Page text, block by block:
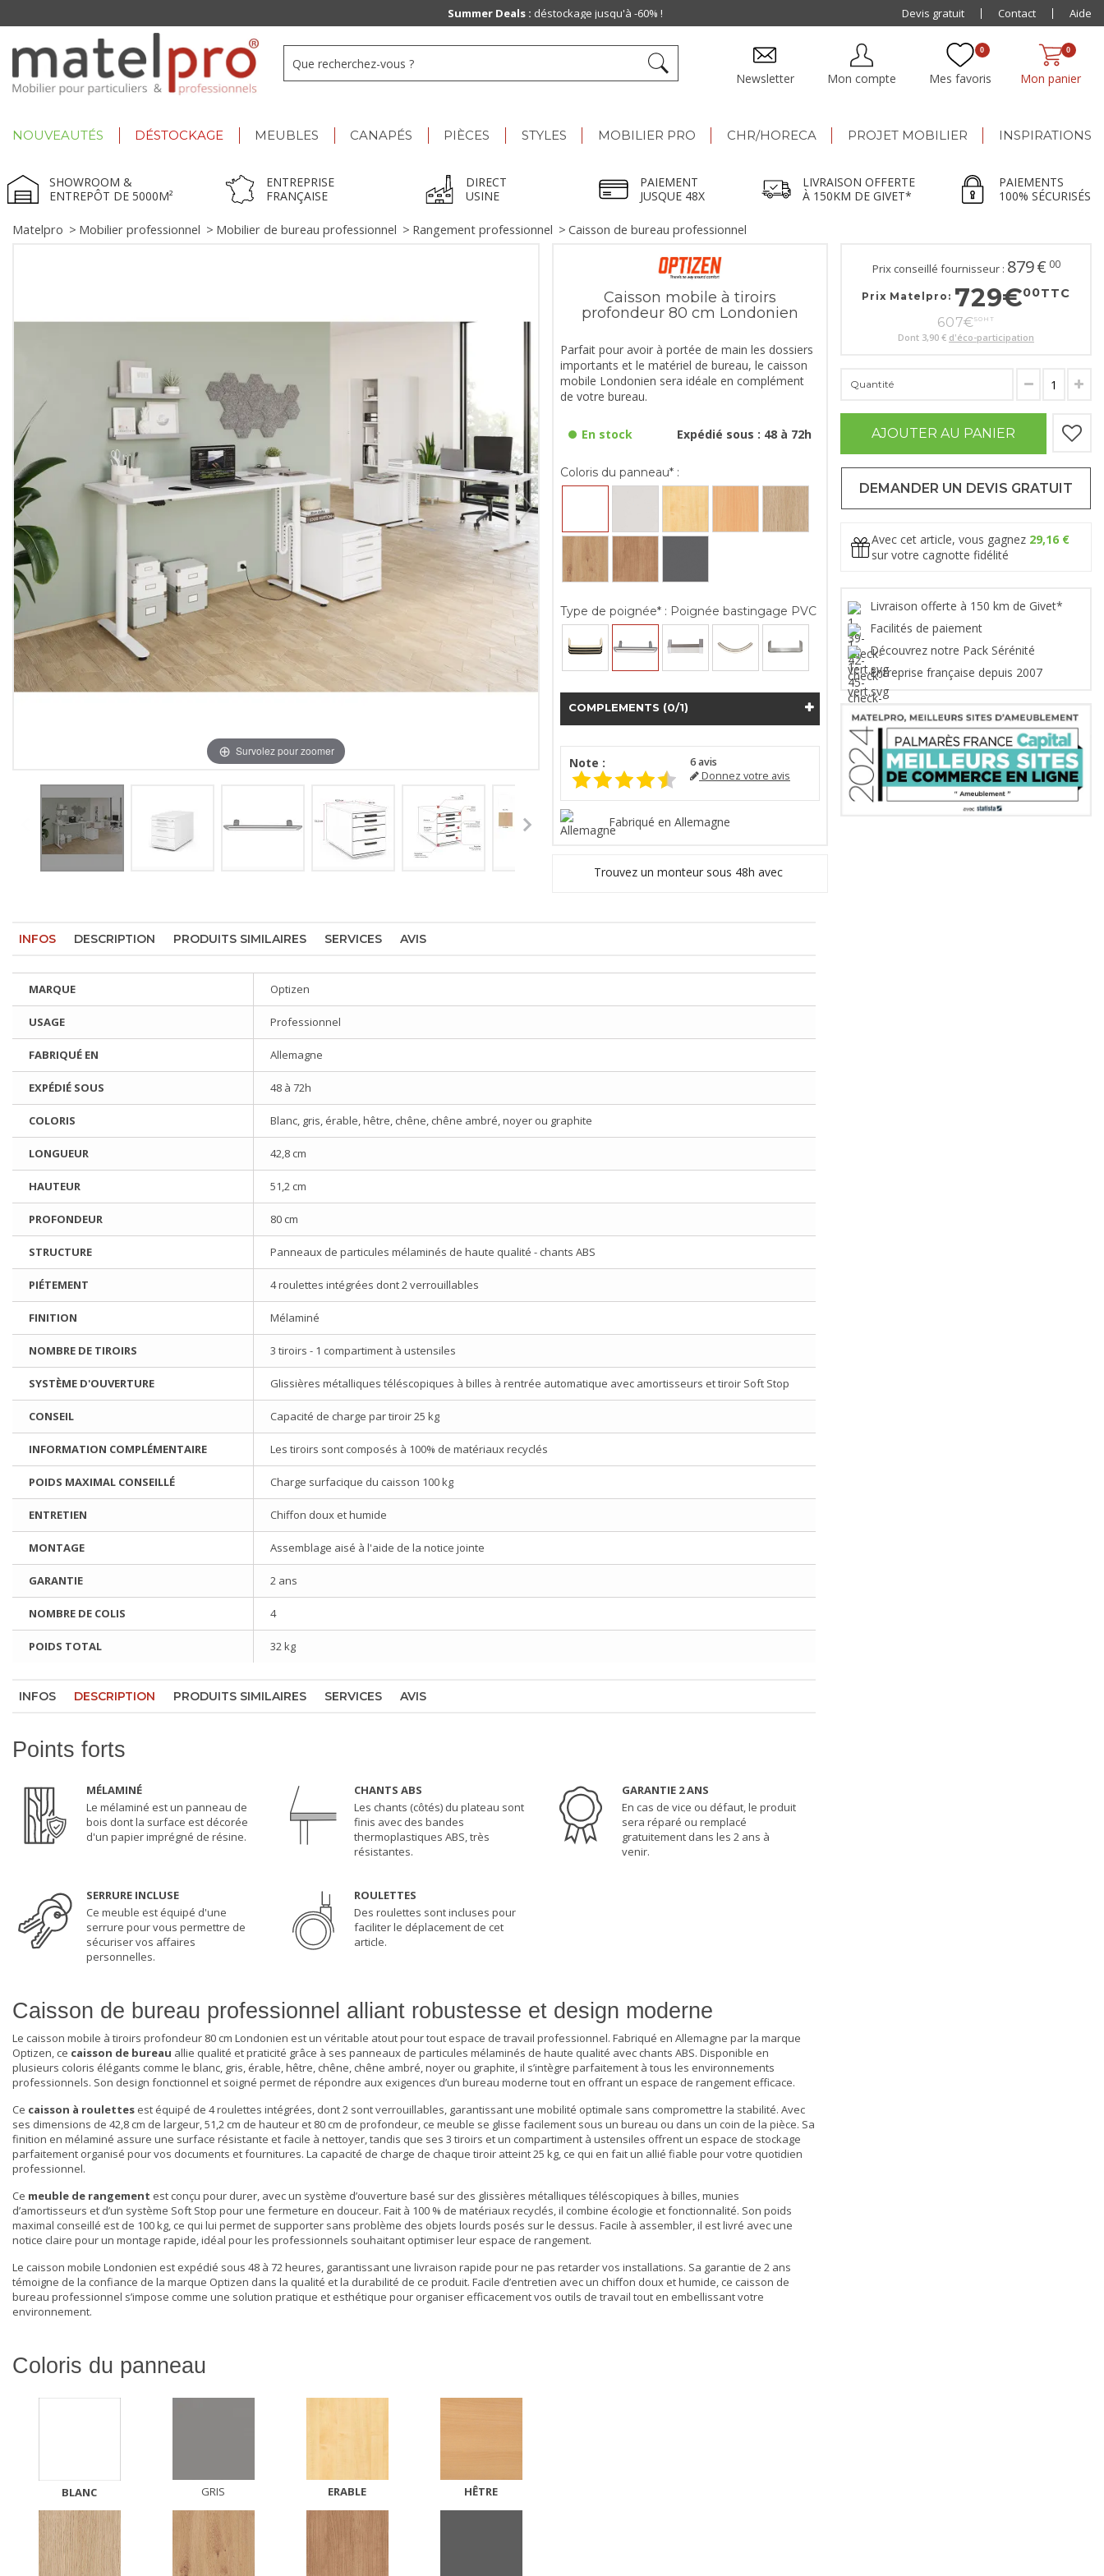
Mon panier
0
Mes favoris
0
Mon compte
Newsletter
NOUVEAUTÉS DÉSTOCKAGE MEUBLES CANAPÉS PIÈCES STYLES MOBILIER PRO CHR/HORECA PROJET MOBILIER INSPIRATIONS
SHOWROOM &
ENTREPÔT DE 5000M²
ENTREPRISE
FRANÇAISE
DIRECT
USINE
PAIEMENT
JUSQUE 48X
LIVRAISON OFFERTE
À 150KM DE GIVET*
PAIEMENTS
100% SÉCURISÉS
Matelpro > Mobilier professionnel > Mobilier de bureau professionnel > Rangement professionnel > Caisson de bureau professionnel
Survolez pour zoomer
Caisson mobile à tiroirs
profondeur 80 cm Londonien
Parfait pour avoir à portée de main les dossiers
importants et le matériel de bureau, le caisson
mobile Londonien sera idéale en complément
de votre bureau.
En stock Expédié sous : 48 à 72h
Coloris du panneau* :
Type de poignée* : Poignée bastingage PVC
COMPLEMENTS (0/1)
Note : 6avis
Donnez votre avis
Fabriqué en Allemagne
Trouvez un monteur sous 48h avec
INFOS DESCRIPTION PRODUITS SIMILAIRES SERVICES AVIS
MARQUE Optizen
USAGE Professionnel
FABRIQUÉ EN Allemagne
EXPÉDIÉ SOUS 48 à 72h
COLORIS Blanc, gris, érable, hêtre, chêne, chêne ambré, noyer ou graphite
LONGUEUR 42,8 cm
HAUTEUR 51,2 cm
PROFONDEUR 80 cm
STRUCTURE Panneaux de particules mélaminés de haute qualité - chants ABS
PIÉTEMENT 4 roulettes intégrées dont 2 verrouillables
FINITION Mélaminé
NOMBRE DE TIROIRS 3 tiroirs - 1 compartiment à ustensiles
SYSTÈME D'OUVERTURE Glissières métalliques téléscopiques à billes à rentrée automatique avec amortisseurs et tiroir Soft Stop
CONSEIL Capacité de charge par tiroir 25 kg
INFORMATION COMPLÉMENTAIRE Les tiroirs sont composés à 100% de matériaux recyclés
POIDS MAXIMAL CONSEILLÉ Charge surfacique du caisson 100 kg
ENTRETIEN Chiffon doux et humide
MONTAGE Assemblage aisé à l'aide de la notice jointe
GARANTIE 2 ans
NOMBRE DE COLIS 4
POIDS TOTAL 32 kg
INFOS DESCRIPTION PRODUITS SIMILAIRES SERVICES AVIS
Points forts
MÉLAMINÉ
Le mélaminé est un panneau de
bois dont la surface est décorée
d'un papier imprégné de résine.
CHANTS ABS
Les chants (côtés) du plateau sont
finis avec des bandes
thermoplastiques ABS, très
résistantes.
GARANTIE 2 ANS
En cas de vice ou défaut, le produit
sera réparé ou remplacé
gratuitement dans les 2 ans à
venir.
SERRURE INCLUSE
Ce meuble est équipé d'une
serrure pour vous permettre de
sécuriser vos affaires
personnelles.
ROULETTES
Des roulettes sont incluses pour
faciliter le déplacement de cet
article.
Caisson de bureau professionnel alliant robustesse et design moderne
Le caisson mobile à tiroirs profondeur 80 cm Londonien est un véritable atout pour tout espace de travail professionnel. Fabriqué en Allemagne par la marque
Optizen, ce caisson de bureau allie qualité et praticité grâce à ses panneaux de particules mélaminés de haute qualité avec chants ABS. Disponible en
plusieurs coloris élégants comme le blanc, gris, érable, hêtre, chêne, chêne ambré, noyer ou graphite, il s’intègre parfaitement à tous les environnements
professionnels. Son design fonctionnel et soigné permet de répondre aux exigences d’un bureau moderne tout en offrant un espace de rangement efficace.
Ce caisson à roulettes est équipé de 4 roulettes intégrées, dont 2 sont verrouillables, garantissant une mobilité optimale sans compromettre la stabilité. Avec
ses dimensions de 42,8 cm de largeur, 51,2 cm de hauteur et 80 cm de profondeur, ce meuble se glisse facilement sous un bureau ou dans un coin de la pièce. Sa
finition en mélaminé assure une surface résistante et facile à nettoyer, tandis que ses 3 tiroirs et un compartiment à ustensiles offrent un espace de stockage
parfaitement organisé pour vos documents et fournitures. La capacité de charge de chaque tiroir atteint 25 kg, ce qui en fait un allié fiable pour votre quotidien
professionnel.
Ce meuble de rangement est conçu pour durer, avec un système d’ouverture basé sur des glissières métalliques téléscopiques à billes, munies
d’amortisseurs et d’un système Soft Stop pour une fermeture en douceur. Fait à 100 % de matériaux recyclés, il combine écologie et fonctionnalité. Son poids
maximal conseillé est de 100 kg, ce qui lui permet de supporter sans problème des objets lourds posés sur le dessus. Facile à assembler, il est livré avec une
notice claire pour un montage rapide, idéal pour les professionnels souhaitant optimiser leur espace de rangement.
Le caisson mobile Londonien est expédié sous 48 à 72 heures, garantissant une livraison rapide pour ne pas retarder vos installations. Sa garantie de 2 ans
témoigne de la confiance de la marque Optizen dans la qualité et la durabilité de ce produit. Facile d’entretien avec un chiffon doux et humide, ce caisson de
bureau professionnel s’impose comme une solution pratique et esthétique pour organiser efficacement vos outils de travail tout en embellissant votre
environnement.
Coloris du panneau
BLANC GRIS ERABLE HÊTRE
Prix conseillé fournisseur : 879€ 00
Prix Matelpro: 729€00TTC
607€50 HT
Dont 3,90 € d'éco-participation
Quantité
AJOUTER AU PANIER
DEMANDER UN DEVIS GRATUIT
Avec cet article, vous gagnez 29,16 €
sur votre cagnotte fidélité
Livraison offerte à 150 km de Givet*
Facilités de paiement
Découvrez notre Pack Sérénité
Entreprise française depuis 2007
Summer Deals : déstockage jusqu'à -60% ! Paiement jusqu'à48x
Devis gratuit Contact Aide